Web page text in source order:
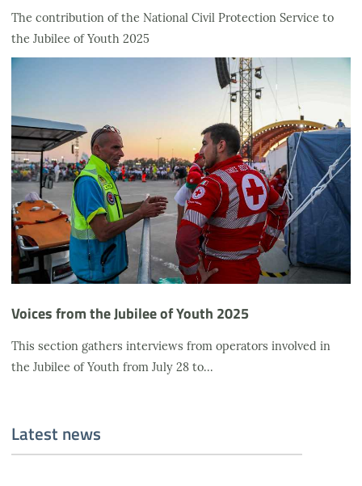
The contribution of the National Civil Protection Service to
the Jubilee of Youth 2025
Voices from the Jubilee of Youth 2025
This section gathers interviews from operators involved in
the Jubilee of Youth from July 28 to...
Latest news